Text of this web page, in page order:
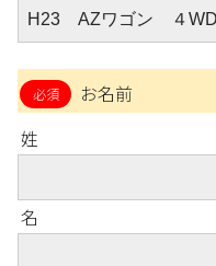
お名前
姓
名